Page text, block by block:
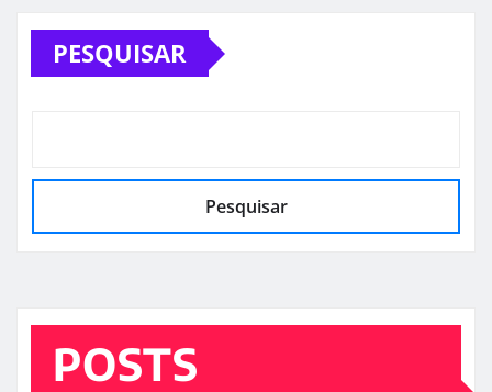
PESQUISAR
Pesquisar
POSTS